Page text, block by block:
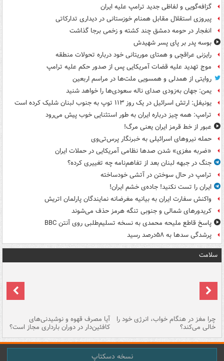
گزافه‌گویی و لفاظی جدید ترامپ علیه ایران
پیروزی استقلال مقابل همنام خوزستانی در دیداری تدارکاتی
انفجار در حومه دمشق چند کشته و زخمی برجا گذاشت
بوسه‌ پدر بر پای پسر شهیدش
رایزنی عراقچی و همتای موریتانی خود درباره تحولات منطقه
موج تهدید علیه قضات آمریکایی پس از صدور حکم علیه ترامپ
روایتی از همدلی و همسویی ملت‌ها در مراسم اربعین
یمن: جهان به‌زودی صدای ناله سعودی‌ها را خواهد شنید
یونیفل: ارتش اسرائیل در یک روز ۱۱۳ توپ به جنوب لبنان شلیک کرده است
ترامپ: همه چیز درباره ایران به طور استثنایی خوب پیش می‌رود
عبور از خط قرمز ایران یعنی مرگ!
حمله نیروهای اسرائیلی به خبرنگار پرس‌تی‌وی
«ضربه مغزی» شدن صدها نظامی آمریکایی در حملات ایران
جنگ در جبهه لبنان بعد از تفاهم‌نامه چه تغییری کرده؟
ترامپ در حال سوختن در آتشی خودساخته
ایران را تست نکنید! جاده‌ی خشم ایران!
واکنش سفارت ایران به بیانیه مغرضانه نمایندگان پارلمان اتریش
کریدورهای شمالی و جنوبی تنگه هرمز حذف می‌شوند
پاسخ قاطع ملیحه محمدی به نسخه تسلیم‌طلبی روی آنتن BBC
پرشدگی سدها به ۵۸درصد رسید
سلامت
چرا مغز در هنگام خواب، انرژی خود را
خالی می‌کند؟
آیا مصرف قهوه و نوشیدنی‌های
کافئین‌دار در دوران بارداری مجاز است؟
نسخه دسکتاپ